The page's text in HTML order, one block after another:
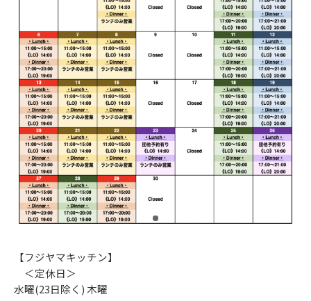
【フジヤマキッチン】
＜定休日＞
水曜(23日除く) 木曜